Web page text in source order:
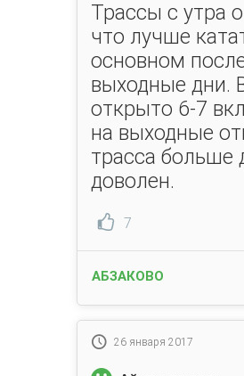
Трассы с утра
что лучше
основном
выходные дни.
открыто 6-7
на выходные
трасса
доволен.
7
АБЗАКОВО
26 января 2017